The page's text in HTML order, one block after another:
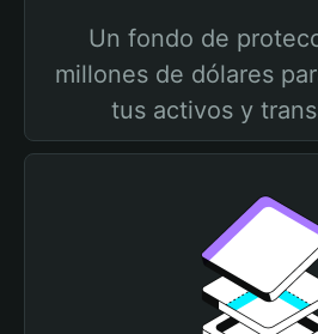
Un fondo de
millones de dólares
tus activos y